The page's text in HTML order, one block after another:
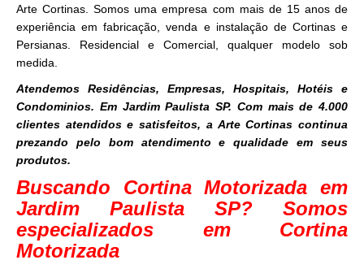
Arte Cortinas. Somos uma empresa com mais de 15 anos de
experiência em fabricação, venda e instalação de Cortinas e
Persianas. Residencial e Comercial, qualquer modelo sob
medida.
Atendemos Residências, Empresas, Hospitais, Hotéis e
Condominios. Em Jardim Paulista SP. Com mais de 4.000
clientes atendidos e satisfeitos, a Arte Cortinas continua
prezando pelo bom atendimento e qualidade em seus
produtos.
Buscando Cortina Motorizada em
Jardim Paulista SP? Somos
especializados em Cortina
Motorizada